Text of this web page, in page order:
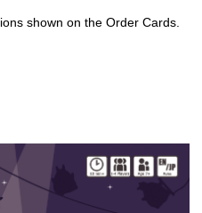
shown on the Order Cards.